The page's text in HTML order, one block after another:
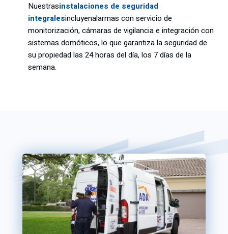
Nuestrasinstalaciones de seguridad
integralesincluyenalarmas con servicio de
monitorización, cámaras de vigilancia e integración con
sistemas domóticos, lo que garantiza la seguridad de
su propiedad las 24 horas del día, los 7 días de la
semana.